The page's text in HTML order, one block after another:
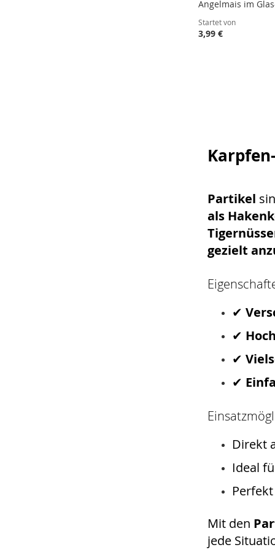
Angelmais im
Startet von
3,99 €
Partikel
als
gezielt
✔
✔
✔
✔
Direkt
Ideal
Mit den
jede